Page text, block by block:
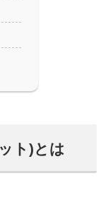
ト)とは